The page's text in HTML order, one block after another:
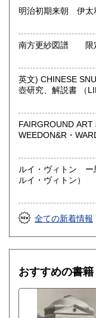
取り扱い分野
哲学宗教、歴史、
ブカルチャー、古書
南方更紗図譜 限
英文) CHINESE SNUFF BOTTLES 中国アンティーク 鼻煙
壺研
FAIRGROUND ART 移動遊園地の彫刻や絵画の歴史 （G・
WEEDON&R・
ルイ・ヴィトン ー思い
ルイ・ヴィトン）
全ての新着情報
おすすめの書籍